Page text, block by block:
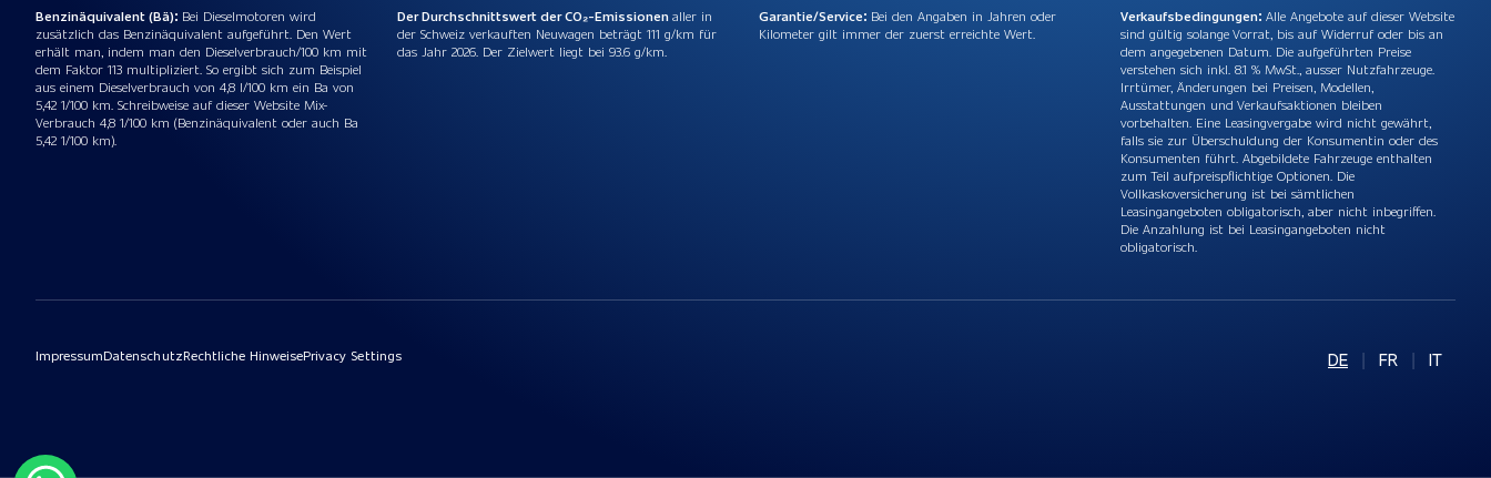
Benzinäquivalent (Bä): Bei Dieselmotoren wird
zusätzlich das Benzinäquivalent aufgeführt. Den Wert
erhält man, indem man den Dieselverbrauch/100 km mit
dem Faktor 113 multipliziert. So ergibt sich zum Beispiel
aus einem Dieselverbrauch von 4,8 l/100 km ein Ba von
5,42 1/100 km. Schreibweise auf dieser Website Mix-
Verbrauch 4,8 1/100 km (Benzinäquivalent oder auch Ba
5,42 1/100 km).
Der Durchschnittswert der CO₂-Emissionenaller in
der Schweiz verkauften Neuwagen beträgt 111 g/km für
das Jahr 2026. Der Zielwert liegt bei 93.6 g/km.
Garantie/Service: Bei den Angaben in Jahren oder
Kilometer gilt immer der zuerst erreichte Wert.
Verkaufsbedingungen: Alle Angebote auf dieser Website
sind gültig solange Vorrat, bis auf Widerruf oder bis an
dem angegebenen Datum. Die aufgeführten Preise
verstehen sich inkl. 8.1 % MwSt., ausser Nutzfahrzeuge.
Irrtümer, Änderungen bei Preisen, Modellen,
Ausstattungen und Verkaufsaktionen bleiben
vorbehalten. Eine Leasingvergabe wird nicht gewährt,
falls sie zur Überschuldung der Konsumentin oder des
Konsumenten führt. Abgebildete Fahrzeuge enthalten
zum Teil aufpreispflichtige Optionen. Die
Vollkaskoversicherung ist bei sämtlichen
Leasingangeboten obligatorisch, aber nicht inbegriffen.
Die Anzahlung ist bei Leasingangeboten nicht
obligatorisch.
ImpressumDatenschutzRechtliche HinweisePrivacy Settings DE | FR | IT